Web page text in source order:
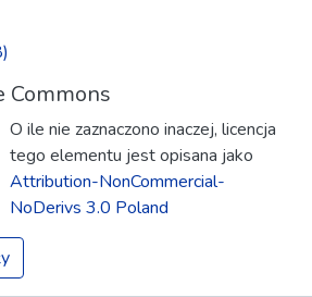
Commons
O ile nie zaznaczono inaczej, licencja
tego elementu jest opisana jako
Attribution-NonCommercial-
NoDerivs 3.0 Poland